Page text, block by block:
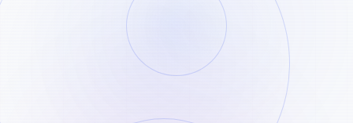
Upload Je Bestand
Sleep je audio- of videobestand erheen,
of plak een link van YouTube/TikTok.